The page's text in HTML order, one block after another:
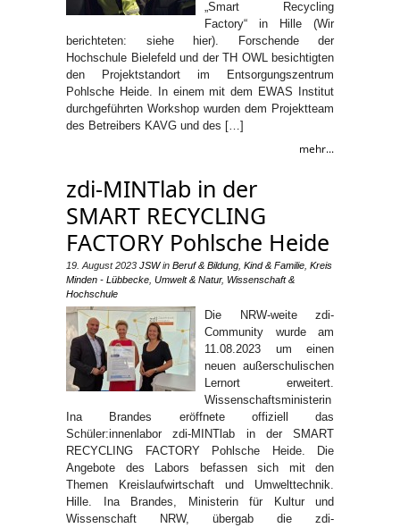
„Smart Recycling
Factory“ in Hille (Wir
berichteten: siehe hier). Forschende der
Hochschule Bielefeld und der TH OWL besichtigten
den Projektstandort im Entsorgungszentrum
Pohlsche Heide. In einem mit dem EWAS Institut
durchgeführten Workshop wurden dem Projektteam
des Betreibers KAVG und des […]
mehr...
zdi-MINTlab in der
SMART RECYCLING
FACTORY Pohlsche Heide
19. August 2023 JSWin Beruf & Bildung Kind & Familie Kreis
Minden - Lübbecke Umwelt & Natur, Wissenschaft &
Hochschule
Die NRW-weite zdi-
Community wurde am
11.08.2023 um einen
neuen außerschulischen
Lernort erweitert.
Wissenschaftsministerin
Ina Brandes eröffnete offiziell das
Schüler:innenlabor zdi-MINTlab in der SMART
RECYCLING FACTORY Pohlsche Heide. Die
Angebote des Labors befassen sich mit den
Themen Kreislaufwirtschaft und Umwelttechnik.
Hille. Ina Brandes, Ministerin für Kultur und
Wissenschaft NRW, übergab die zdi-